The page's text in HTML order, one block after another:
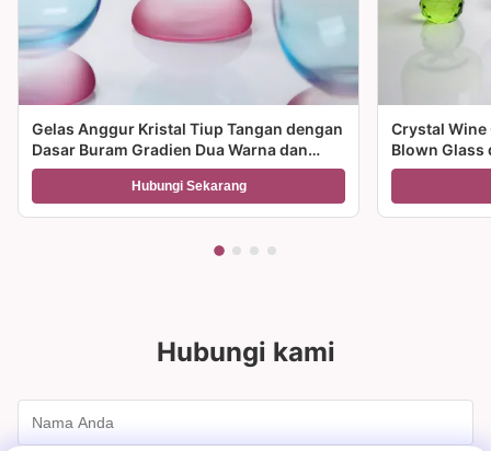
Gelas Anggur Kristal Tiup Tangan dengan
Dasar Buram Gradien Dua Warna dan
Kapasitas 300ml untuk Anggur Koktail
dan Dekorasi RumahHubungi Sekarang
Crystal Wine
Blown Glass
Multiple
Hubungi kami